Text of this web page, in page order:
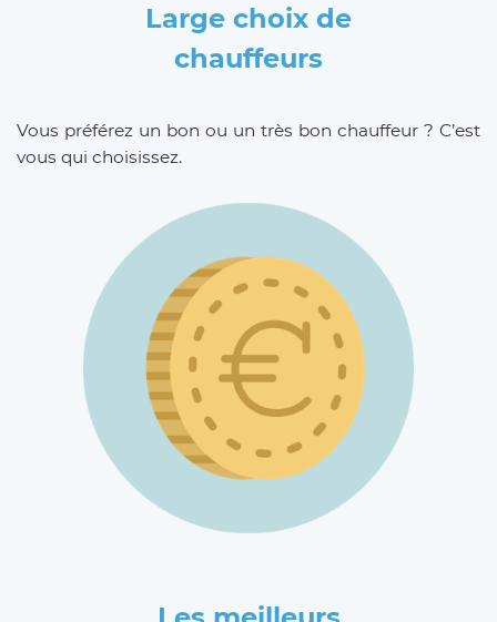
Large choix de
chauffeurs
Vous préférez un bon ou un très bon chauffeur ? C’est
vous qui choisissez.